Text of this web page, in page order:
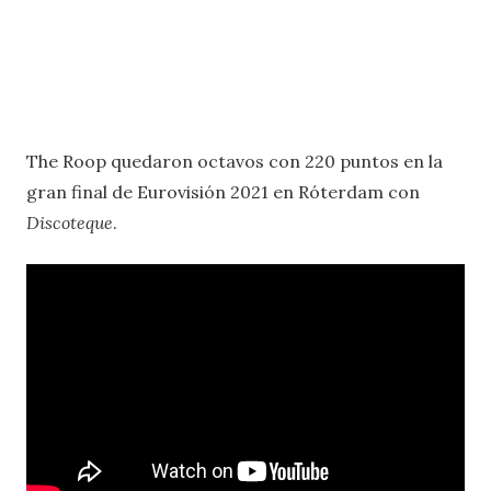
The Roop quedaron octavos con 220 puntos en la
gran final de Eurovisión 2021 en Róterdam con
Discoteque.